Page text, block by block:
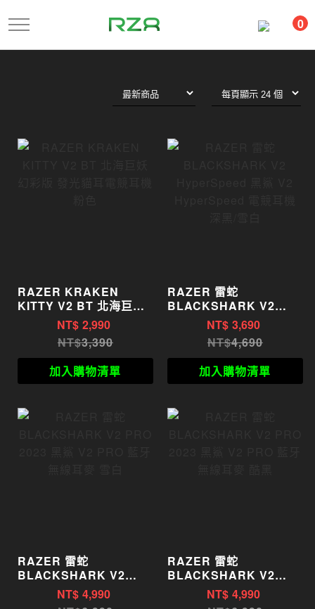
到
0
RAZER KRAKEN
KITTY V2 BT 北海巨妖
幻彩版 發光貓耳電競耳機
NT$ 2,990
3,390
加入購物清單
RAZER 雷蛇
BLACKSHARK V2
HyperSpeed 黑鯊 V2
HyperSpeed 電競耳機
深黑/雪白
NT$ 3,690
4,690
加入購物清單
RAZER 雷蛇
BLACKSHARK V2
PRO 2023 黑鯊 V2 PRO
藍牙無線耳麥 雪白
NT$ 4,990
RAZER 雷蛇
BLACKSHARK V2
PRO 2023 黑鯊 V2 PRO
藍牙無線耳麥 酷黑
NT$ 4,990